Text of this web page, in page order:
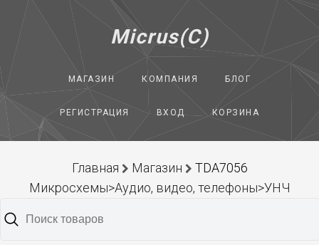
Micrus(C)
МАГАЗИН КОМПАНИЯ БЛОГ
РЕГИСТРАЦИЯ ВХОД КОРЗИНА
Главная Магазин
TDA7056
Микросхемы>Аудио, видео, телефоны>УНЧ